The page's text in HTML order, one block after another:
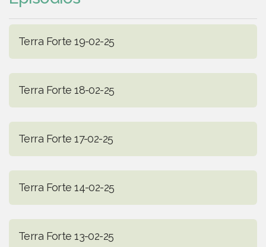
Terra Forte 19-02-25
Terra Forte 18-02-25
Terra Forte 17-02-25
Terra Forte 14-02-25
Terra Forte 13-02-25